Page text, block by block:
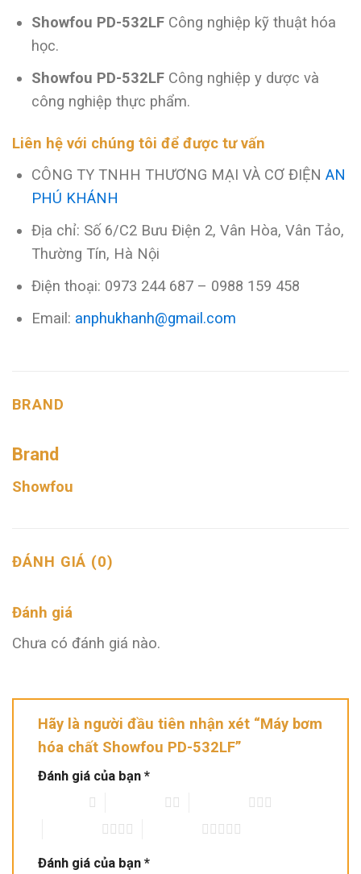
Showfou PD-532LFCông nghiệp kỹ thuật hóa
học.
Showfou PD-532LFCông nghiệp y dược và
công nghiệp thực phẩm.
Liên hệ với chúng tôi để được tư vấn
CÔNG TY TNHH THƯƠNG MẠI VÀ CƠ ĐIỆN AN
PHÚ KHÁNH
Địa chỉ: Số 6/C2 Bưu Điện 2, Vân Hòa, Vân Tảo,
Thường Tín, Hà Nội
Điện thoại: 0973 244 687 – 0988 159 458
Email: anphukhanh@gmail.com
BRAND
Brand
Showfou
ĐÁNH GIÁ (0)
Đánh giá
Chưa có đánh giá nào.
Hãy là người đầu tiên nhận xét “Máy bơm
hóa chất Showfou PD-532LF”
Đánh giá của bạn *
Đánh giá của bạn *